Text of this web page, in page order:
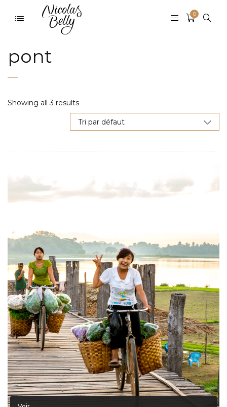
0
pont
Showing all 3 results